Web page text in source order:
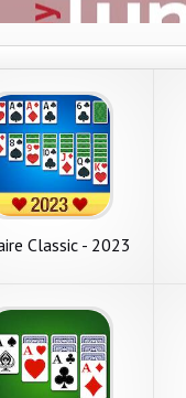
Classic - 2023